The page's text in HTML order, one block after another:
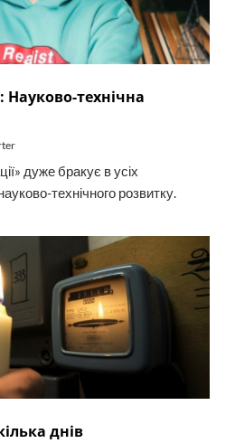
технічна
дуже бракує в усіх
технічного розвитку.
днів